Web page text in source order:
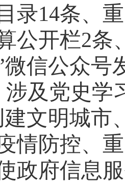
录14条、
公开栏2条
微信公众号
涉及党史学
建文明城市
情防控、
政府信息